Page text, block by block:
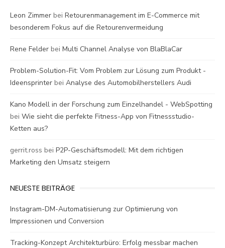
Leon Zimmer bei Retourenmanagement im E-Commerce mit
besonderem Fokus auf die Retourenvermeidung
Rene Felder bei Multi Channel Analyse von BlaBlaCar
Problem-Solution-Fit: Vom Problem zur Lösung zum Produkt -
Ideensprinter bei Analyse des Automobilherstellers Audi
Kano Modell in der Forschung zum Einzelhandel - WebSpotting
bei Wie sieht die perfekte Fitness-App von Fitnessstudio-
Ketten aus?
gerrit.ross bei P2P-Geschäftsmodell: Mit dem richtigen
Marketing den Umsatz steigern
NEUESTE BEITRÄGE
Instagram-DM-Automatisierung zur Optimierung von
Impressionen und Conversion
Tracking-Konzept Architekturbüro: Erfolg messbar machen